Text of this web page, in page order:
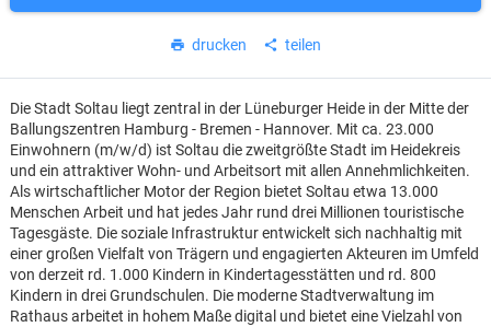
drucken teilen
Die Stadt Soltau liegt zentral in der Lüneburger Heide in der Mitte der
Ballungszentren Hamburg - Bremen - Hannover. Mit ca. 23.000
Einwohnern (m/w/d) ist Soltau die zweitgrößte Stadt im Heidekreis
und ein attraktiver Wohn- und Arbeitsort mit allen Annehmlichkeiten.
Als wirtschaftlicher Motor der Region bietet Soltau etwa 13.000
Menschen Arbeit und hat jedes Jahr rund drei Millionen touristische
Tagesgäste. Die soziale Infrastruktur entwickelt sich nachhaltig mit
einer großen Vielfalt von Trägern und engagierten Akteuren im Umfeld
von derzeit rd. 1.000 Kindern in Kindertagesstätten und rd. 800
Kindern in drei Grundschulen. Die moderne Stadtverwaltung im
Rathaus arbeitet in hohem Maße digital und bietet eine Vielzahl von